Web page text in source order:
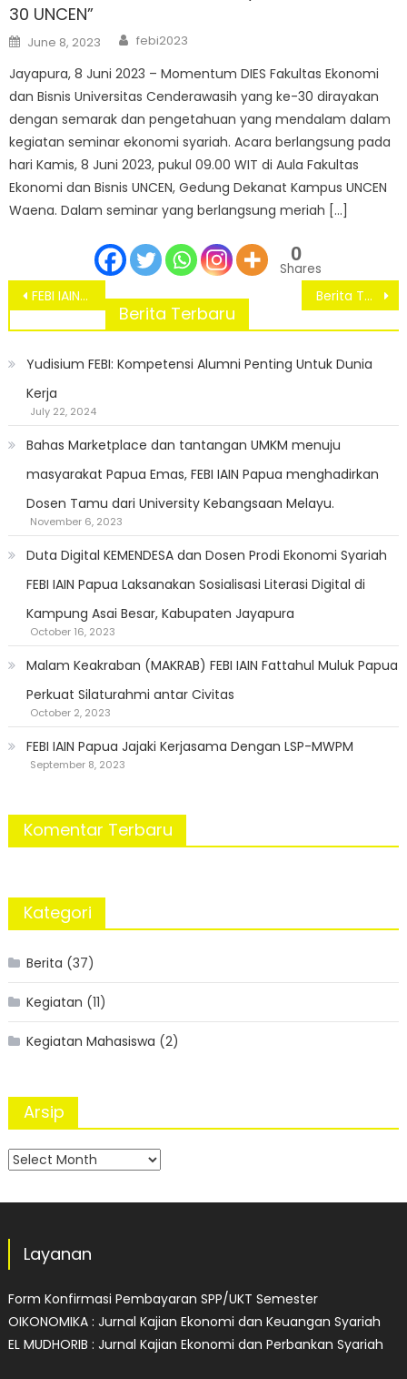
30 UNCEN”
Posted
on
June 8, 2023 Author
febi2023
Jayapura, 8 Juni 2023 – Momentum DIES Fakultas Ekonomi
dan Bisnis Universitas Cenderawasih yang ke-30 dirayakan
dengan semarak dan pengetahuan yang mendalam dalam
kegiatan seminar ekonomi syariah. Acara berlangsung pada
hari Kamis, 8 Juni 2023, pukul 09.00 WIT di Aula Fakultas
Ekonomi dan Bisnis UNCEN, Gedung Dekanat Kampus UNCEN
Waena. Dalam seminar yang berlangsung meriah […]
0
Shares
Post
navigation
FEBI IAIN Fattahul Muluk Papua teken MoU dengan FEBI UIN Bandung Berita Terkini: Dosen Teladan Dijadikan sebagai prototype bagi dosen FEBI demi Pengembangan Fakultas
Berita Terbaru
Yudisium FEBI: Kompetensi Alumni Penting Untuk Dunia
Kerja
July 22, 2024
Bahas Marketplace dan tantangan UMKM menuju
masyarakat Papua Emas, FEBI IAIN Papua menghadirkan
Dosen Tamu dari University Kebangsaan Melayu.
November 6, 2023
Duta Digital KEMENDESA dan Dosen Prodi Ekonomi Syariah
FEBI IAIN Papua Laksanakan Sosialisasi Literasi Digital di
Kampung Asai Besar, Kabupaten Jayapura
October 16, 2023
Malam Keakraban (MAKRAB) FEBI IAIN Fattahul Muluk Papua
Perkuat Silaturahmi antar Civitas
October 2, 2023
FEBI IAIN Papua Jajaki Kerjasama Dengan LSP-MWPM
September 8, 2023
Komentar Terbaru
Kategori
Berita (37)
Kegiatan (11)
Kegiatan Mahasiswa (2)
Arsip
Arsip
Layanan
Form Konfirmasi Pembayaran SPP/UKT Semester
OIKONOMIKA : Jurnal Kajian Ekonomi dan Keuangan Syariah
EL MUDHORIB : Jurnal Kajian Ekonomi dan Perbankan Syariah